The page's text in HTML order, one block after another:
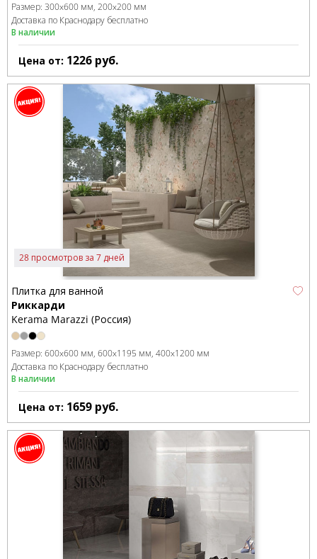
Размер: 300x600 мм 200x200 мм
Доставка по Краснодару бесплатно
В наличии
Цена от: 1226 руб.
28 просмотров за 7 дней
Плитка для ванной
Риккарди
Kerama Marazzi (Россия)
Размер: 600x600 мм 600x1195 мм 400x1200 мм
Доставка по Краснодару бесплатно
В наличии
Цена от: 1659 руб.